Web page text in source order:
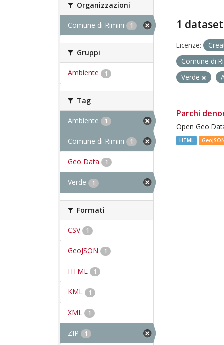
Organizzazioni
Comune di Rimini 1
Gruppi
Ambiente 1
Tag
Ambiente 1
Comune di Rimini 1
Geo Data 1
Verde 1
Formati
CSV 1
GeoJSON 1
HTML 1
KML 1
XML 1
ZIP 1
1
Licenze:
Comune di
Verde
Parchi
Open Geo
HTML